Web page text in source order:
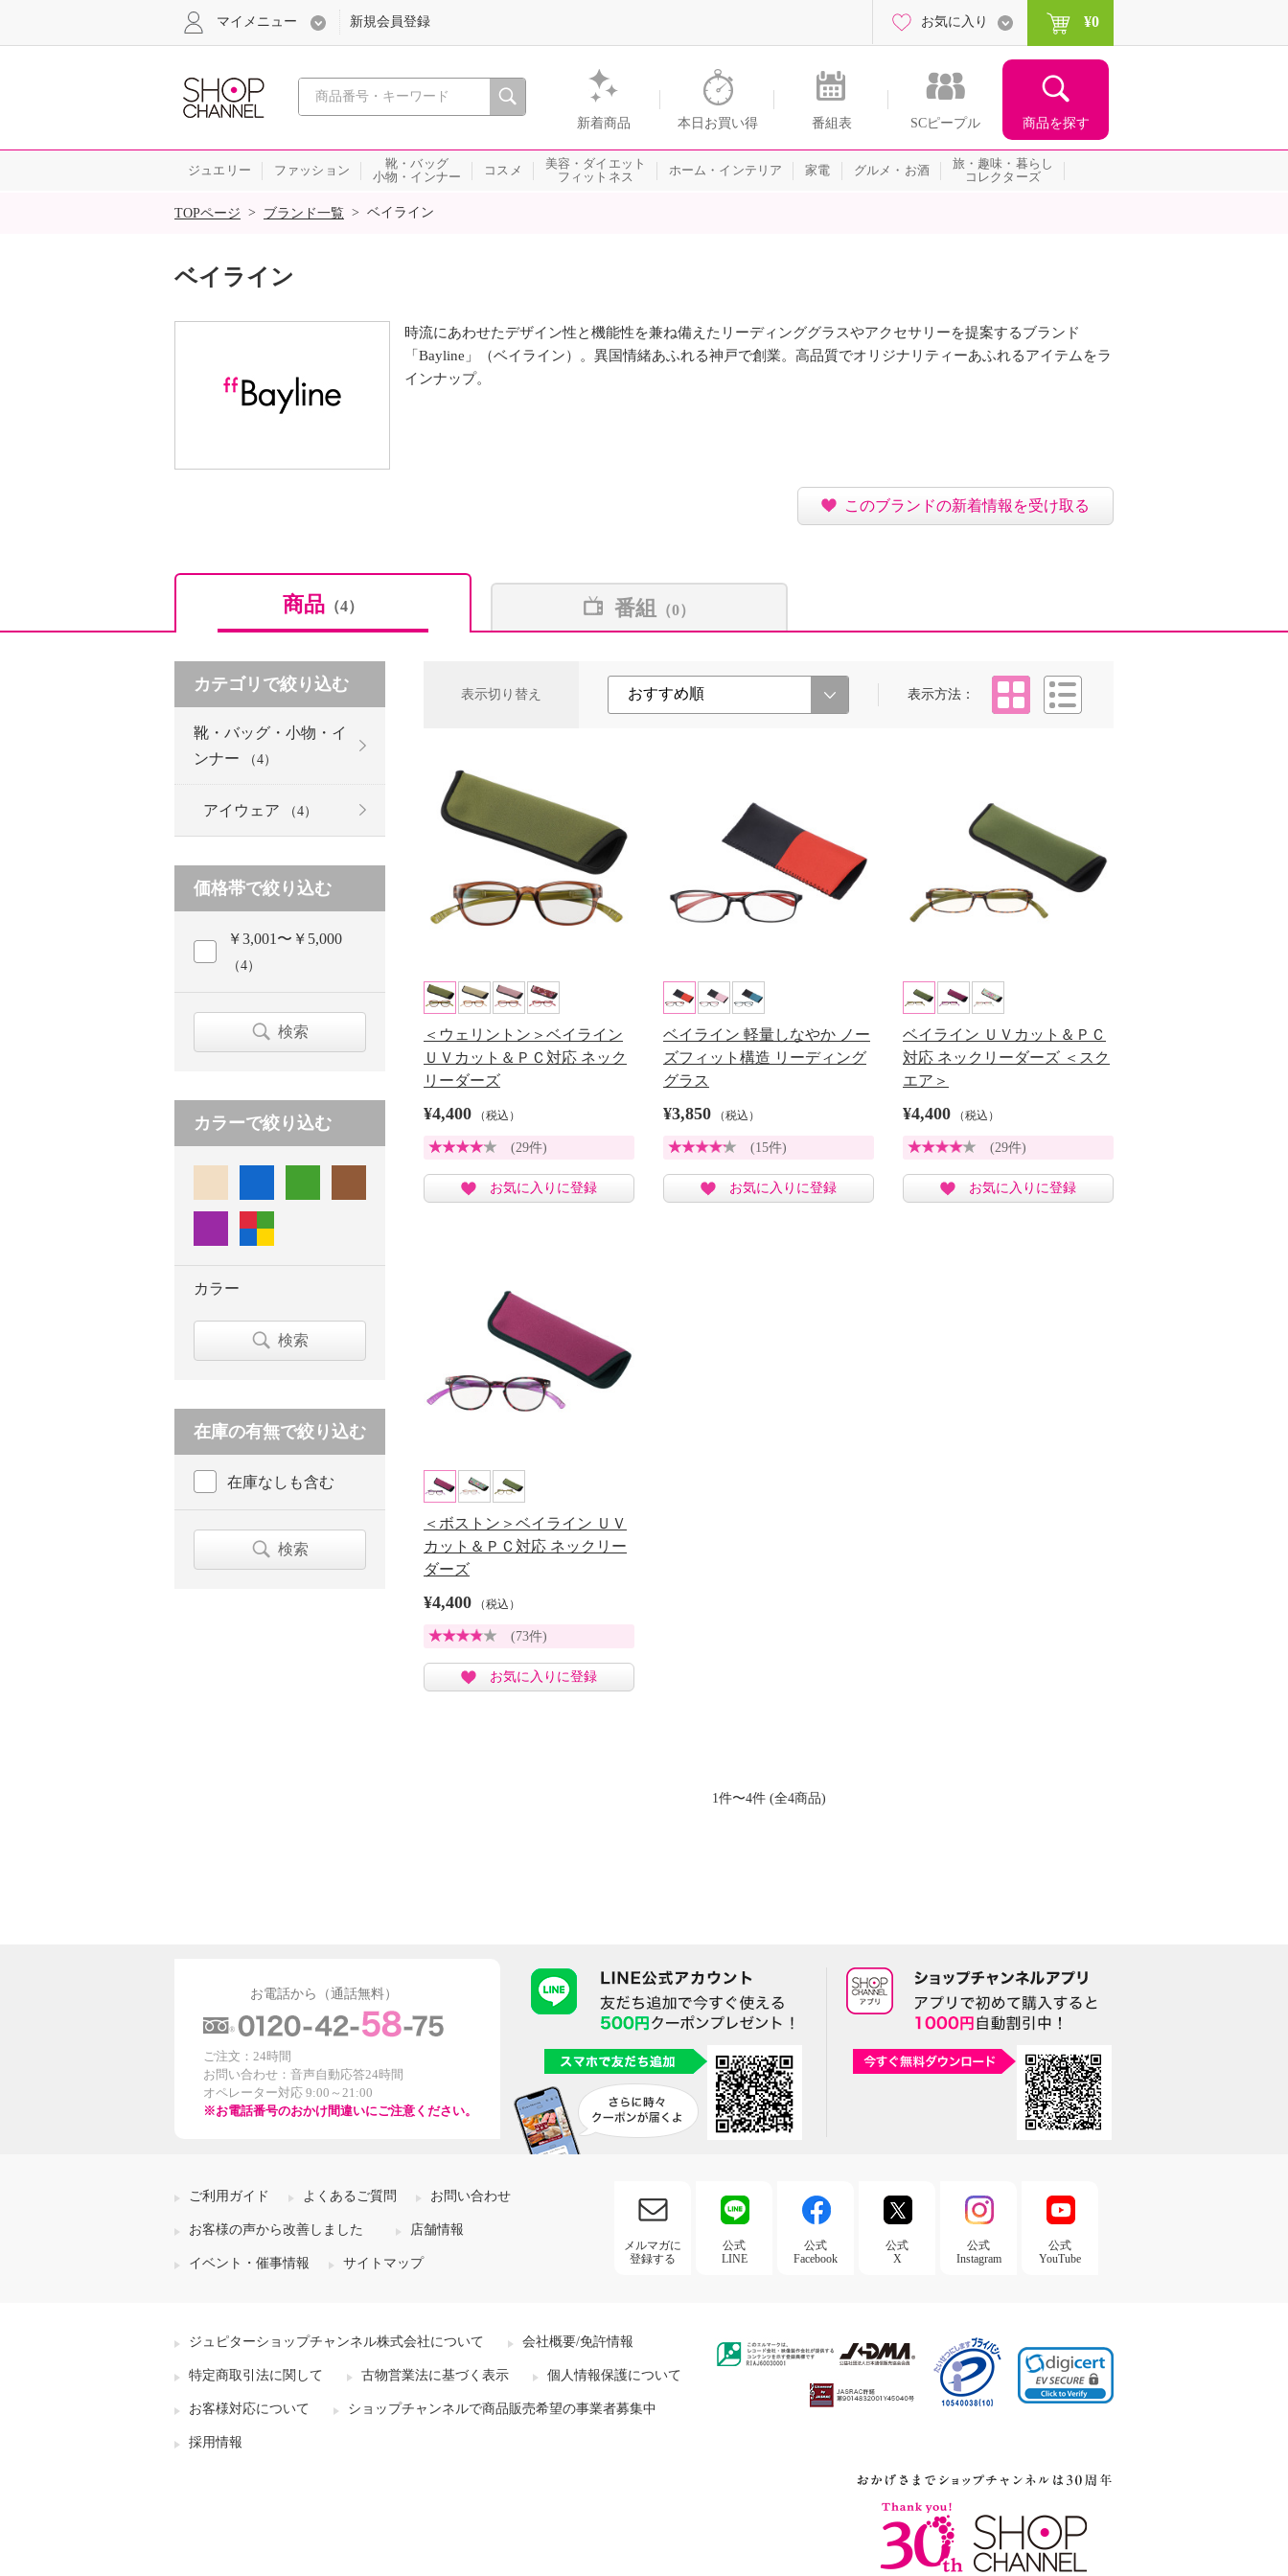
心おどる、瞬間を。通販・テレビショッピングのショップチャンネル
新着商品 本日お買い得 番組表 SCピープル 商品を探す
マイメニュー 新規会員登録 お気に入り ¥0
ジュエリー ファッション
靴・バッグ
小物・インナー
コスメ
美容・ダイエット
フィットネス
ホーム・インテリア 家電 グルメ・お酒
旅・趣味・暮らし
コレクターズ
SALE
TOPページ > ブランド一覧 > ベイライン
ベイライン
時流にあわせたデザイン性と機能性を兼ね備えたリーディンググラスやアクセサリーを提案するブランド
「Bayline」（ベイライン）。異国情緒あふれる神戸で創業。高品質でオリジナリティーあふれるアイテムをラ
インナップ。
このブランドの新着情報を受け取る
商品 （4） 番組 （0）
表示切り替え 表示方法
タイル
＜ウェリントン＞ベイライン
ＵＶカット＆ＰＣ対応 ネック
リーダーズ
¥4,400 （税込）
(29件)
お気に入りに登録
ベイライン 軽量しなやか ノー
ズフィット構造 リーディング
グラス
¥3,850 （税込）
(15件)
お気に入りに登録
ベイライン ＵＶカット＆ＰＣ
対応 ネックリーダーズ ＜スク
エア＞
¥4,400 （税込）
(29件)
お気に入りに登録
＜ボストン＞ベイライン ＵＶ
カット＆ＰＣ対応 ネックリー
ダーズ
¥4,400 （税込）
(73件)
お気に入りに登録
1件〜4件 (全4商品)
カテゴリで絞り込む
靴・バッグ・小物・イ
ンナー
（4）
アイウェア （4）
価格帯で絞り込む
￥3,001〜￥5,000
（4）
検索
カラーで絞り込む
カラー
検索
在庫の有無で絞り込む
在庫なしも含む
検索
お電話から（通話無料）
ご注文：24時間
お問い合わせ：音声自動応答24時間
オペレーター対応 9:00～21:00
※お電話番号のおかけ間違いにご注意ください。
ご利用ガイド よくあるご質問 お問い合わせ
お客様の声から改善しました 店舗情報
イベント・催事情報 サイトマップ
メルマガに
登録する
公式
LINE
公式
Facebook
公式
X
公式
Instagram
公式
YouTube
ジュピターショップチャンネル株式会社について 会社概要/免許情報
特定商取引法に関して 古物営業法に基づく表示 個人情報保護について
お客様対応について ショップチャンネルで商品販売希望の事業者募集中
採用情報